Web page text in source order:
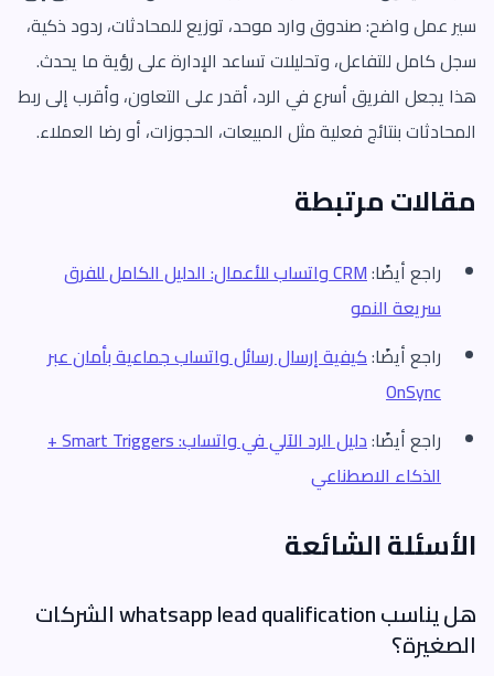
سير عمل واضح: صندوق وارد موحد، توزيع للمحادثات، ردود ذكية،
سجل كامل للتفاعل، وتحليلات تساعد الإدارة على رؤية ما يحدث.
هذا يجعل الفريق أسرع في الرد، أقدر على التعاون، وأقرب إلى ربط
المحادثات بنتائج فعلية مثل المبيعات، الحجوزات، أو رضا العملاء.
مقالات مرتبطة
راجع أيضًا:
CRM واتساب للأعمال: الدليل الكامل للفرق
سريعة النمو
راجع أيضًا:كيفية إرسال رسائل واتساب جماعية بأمان عبر
OnSync
راجع أيضًا:
دليل الرد الآلي في واتساب: Smart Triggers +
الذكاء الاصطناعي
الأسئلة الشائعة
هل يناسب whatsapp lead qualification الشركات
الصغيرة؟